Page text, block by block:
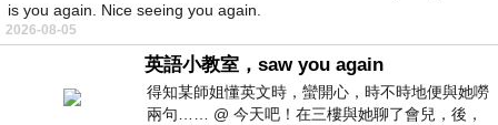
is you again. Nice seeing you again.
2026-08-05
英語小教室，saw you again
得知某師姐懂英文時，蠻開心，時不時地便與她嘮
兩句…… @ 今天吧！在三樓與她聊了會兒，後，